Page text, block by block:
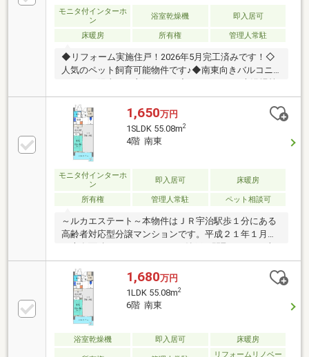
間365日コールセンター対応！30分以内の一次応急処
置を無料にて行います。※対象期間：物件引き渡し日
から1年後の月末まで※対象者・対象設備・その他諸条
件あり
モニタ付インターホ
ン
浴室乾燥機 即入居可
床暖房 所有権 管理人常駐
◆リフォーム実施住戸！2026年5月完工済みです！◇
人気のペット飼育可能物件です♪◆南東向きバルコニ
共有部分充実しております！＝＝＝＝＝＝＝＝＝＝＝
＝＝＝＝＝＝＝＝＝＝＝＝＝＝＝＝＝＝＝＝当社は、
本マンションの建物管理会社でございます。管理組合
のこと、共用施設のこと、修繕計画のこと等しっかり
とご説明をさせていただきます。ご購入後も、管理の
委託先として長いお付き合いさせて頂きますので丁寧
で誠実な対応を心掛けております。＝＝＝＝＝＝＝＝
＝＝＝＝＝＝＝＝＝＝＝＝＝＝＝＝＝＝＝＝＝＝＝
1,650万円
1SLDK 55.08m2
4階 南東
モニタ付インターホ
ン
即入居可 床暖房
所有権 管理人常駐 ペット相談可
～ルカエステート～本物件はＪＲ宇治駅歩１分にある
高齢者対応型分譲マンションです。平成２１年１月築
東向きの4階部分に位置しており日当たり・通風良好
です。令和8年5月に改装済【クロス全室貼替、畳表
替、ハウスクリーニング等】です。空家で即入居可で
すのでお気軽に【ルカエステート】までお問合せ下さ
い。～室内設備～・バリアフリー・LD床暖房・浴室暖
房乾燥機付・TVモニター付インターホン 等～共用施
設～・リラクゼーションルーム・大浴場 ・集会室・
レストラン・ペット洗い場・健康相談室・シアタール
1,680万円
1LDK 55.08m2
6階 南東
浴室乾燥機 即入居可 床暖房
リフォームリノベー